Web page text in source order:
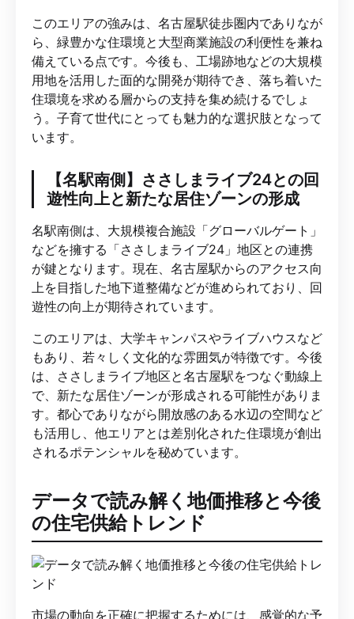
このエリアの強みは、名古屋駅徒歩圏内でありなが
ら、緑豊かな住環境と大型商業施設の利便性を兼ね
備えている点です。今後も、工場跡地などの大規模
用地を活用した面的な開発が期待でき、落ち着いた
住環境を求める層からの支持を集め続けるでしょ
う。子育て世代にとっても魅力的な選択肢となって
います。
【名駅南側】ささしまライブ24との回
遊性向上と新たな居住ゾーンの形成
名駅南側は、大規模複合施設「グローバルゲート」
などを擁する「ささしまライブ24」地区との連携
が鍵となります。現在、名古屋駅からのアクセス向
上を目指した地下道整備などが進められており、回
遊性の向上が期待されています。
このエリアは、大学キャンパスやライブハウスなど
もあり、若々しく文化的な雰囲気が特徴です。今後
は、ささしまライブ地区と名古屋駅をつなぐ動線上
で、新たな居住ゾーンが形成される可能性がありま
す。都心でありながら開放感のある水辺の空間など
も活用し、他エリアとは差別化された住環境が創出
されるポテンシャルを秘めています。
データで読み解く地価推移と今後
の住宅供給トレンド
市場の動向を正確に把握するためには、感覚的な予